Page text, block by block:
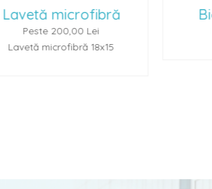
Bio true (60 ml)
Peste 250,00 Lei